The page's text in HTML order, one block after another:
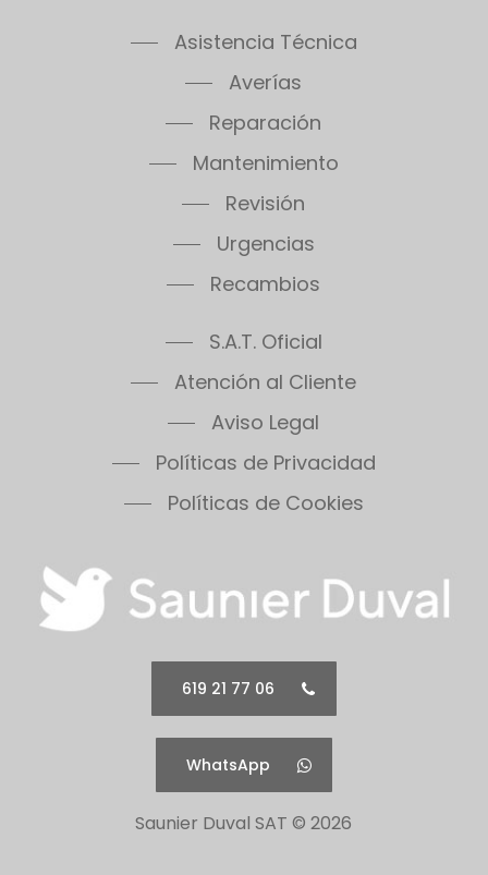
Asistencia Técnica
Averías
Reparación
Mantenimiento
Revisión
Urgencias
Recambios
S.A.T. Oficial
Atención al Cliente
Aviso Legal
Políticas de Privacidad
Políticas de Cookies
619 21 77 06
WhatsApp
Saunier Duval SAT ©2026